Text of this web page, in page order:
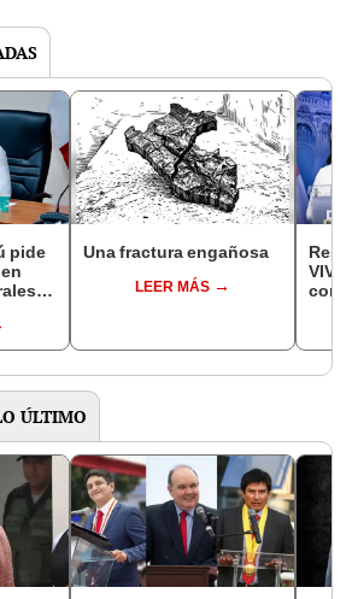
pide
Una fractura engañosa
LEER MÁS
Perú
ÚLTIMO